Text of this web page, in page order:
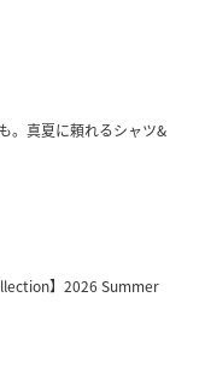
。真夏に頼れるシャツ&
】2026 Summer